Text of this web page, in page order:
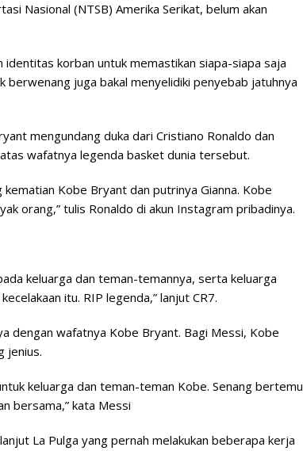
Nasional (NTSB) Amerika Serikat, belum akan
identitas korban untuk memastikan siapa-siapa saja
juga bakal menyelidiki penyebab jatuhnya
mengundang duka dari Cristiano Ronaldo dan
wafatnya legenda basket dunia tersebut.
Kobe Bryant dan putrinya Gianna. Kobe
orang,” tulis Ronaldo di akun Instagram pribadinya.
keluarga dan teman-temannya, serta keluarga
itu. RIP legenda,” lanjut CR7.
dengan wafatnya Kobe Bryant. Bagi Messi, Kobe
jenius.
keluarga dan teman-teman Kobe. Senang bertemu
bersama,” kata Messi
La Pulga yang pernah melakukan beberapa kerja